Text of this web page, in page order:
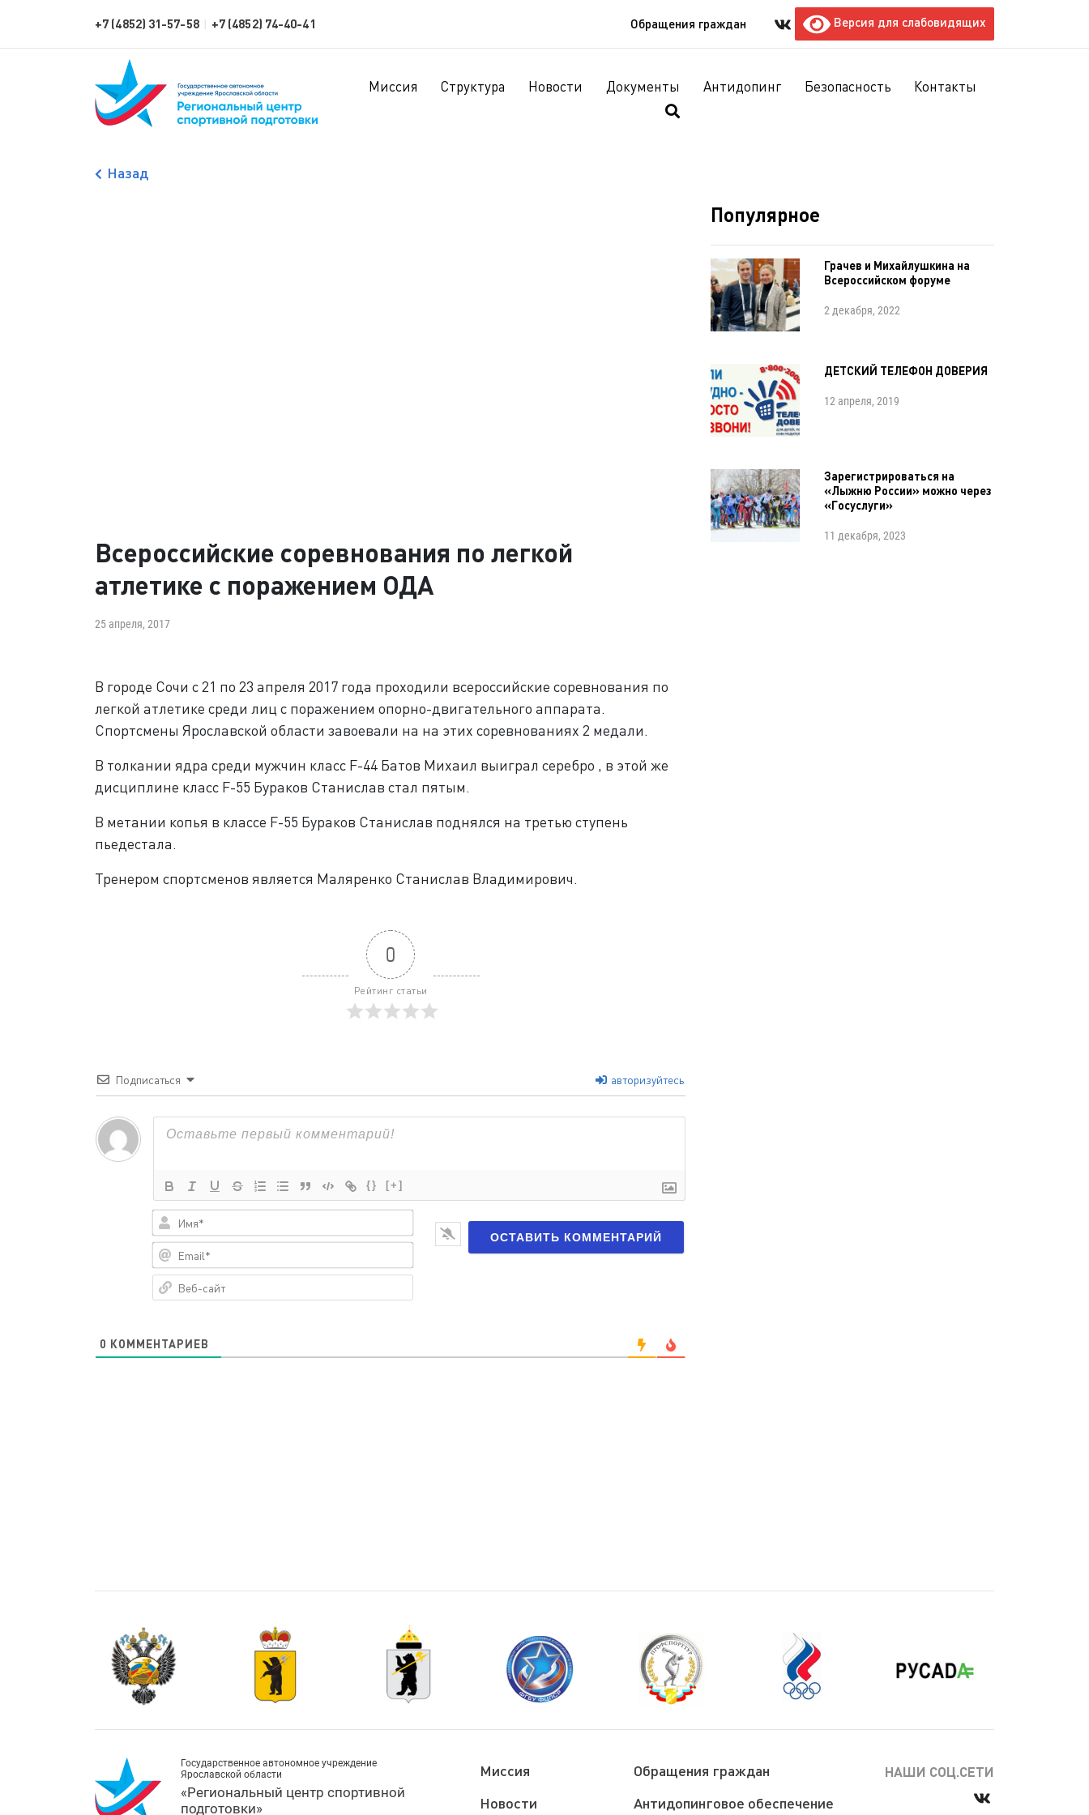
+7 (4852) 31-57-58 | +7 (4852) 74-40-41 Обращения граждан Версия для слабовидящих
Миссия Структура Новости Документы Антидопинг Безопасность Контакты
Назад
Всероссийские соревнования по легкой
атлетике с поражением ОДА
25 апреля, 2017
В городе Сочи с 21 по 23 апреля 2017 года проходили всероссийские соревнования по
легкой атлетике среди лиц с поражением опорно-двигательного аппарата.
Спортсмены Ярославской области завоевали на на этих соревнованиях 2 медали.
В толкании ядра среди мужчин класс F-44 Батов Михаил выиграл серебро , в этой же
дисциплине класс F-55 Бураков Станислав стал пятым.
В метании копья в классе F-55 Бураков Станислав поднялся на третью ступень
пьедестала.
Тренером спортсменов является Маляренко Станислав Владимирович.
0
Рейтинг статьи
Подписаться авторизуйтесь
{} [+]
Имя*
Email*
сайт
0 КОММЕНТАРИЕВ
Популярное
Грачев и Михайлушкина на
Всероссийском форуме
2 декабря, 2022
ДЕТСКИЙ ТЕЛЕФОН ДОВЕРИЯ
12 апреля, 2019
Зарегистрироваться на
«Лыжню России» можно через
«Госуслуги»
11 декабря, 2023
Государственное автономное учреждение
Ярославской области
«Региональный центр спортивной
подготовки»
Миссия
Новости
Обращения граждан
Антидопинговое обеспечение
НАШИ СОЦ.СЕТИ